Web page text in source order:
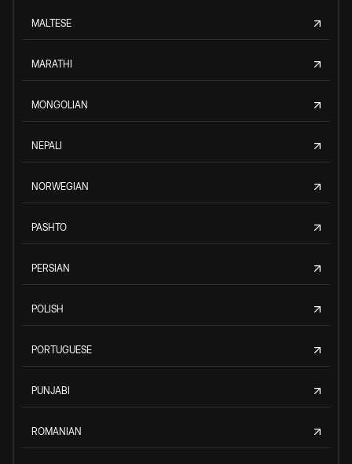
MALTESE
MARATHI
MONGOLIAN
NEPALI
NORWEGIAN
PASHTO
PERSIAN
POLISH
PORTUGUESE
PUNJABI
ROMANIAN